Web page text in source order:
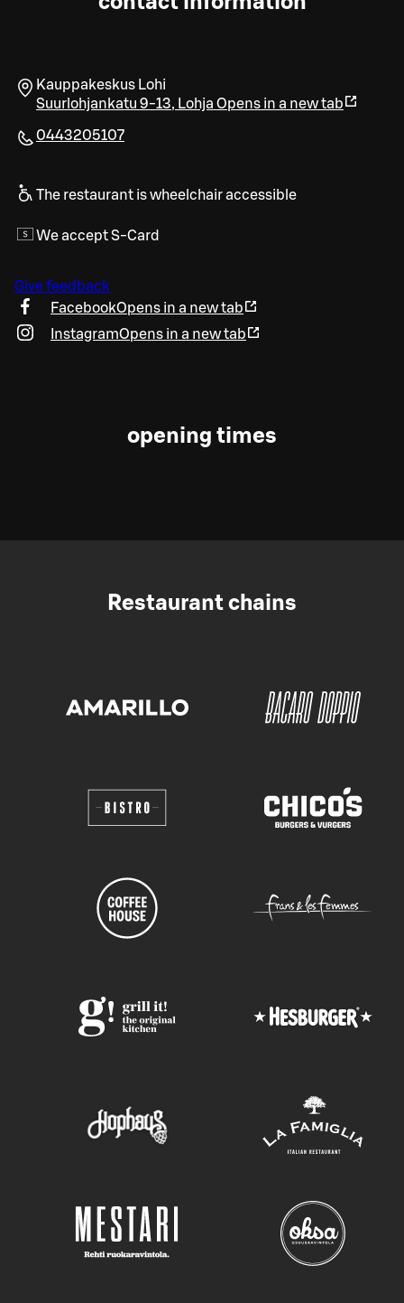
Kauppakeskus Lohi
Suurlohjankatu 9-13, Lohja Opens in a new tab
0443205107
The restaurant is wheelchair accessible
We accept S-Card
Give feedback
FacebookOpens in a new tab
InstagramOpens in a new tab
opening times
Restaurant chains